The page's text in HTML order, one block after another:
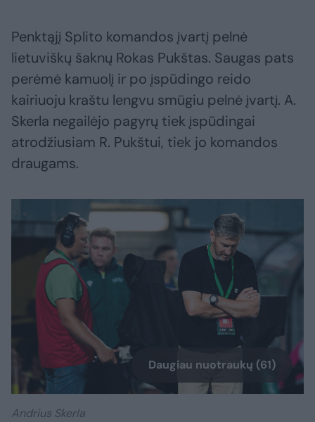
Penktąjį Splito komandos įvartį pelnė
lietuviškų šaknų Rokas Pukštas. Saugas pats
perėmė kamuolį ir po įspūdingo reido
kairiuoju kraštu lengvu smūgiu pelnė įvartį. A.
Skerla negailėjo pagyrų tiek įspūdingai
atrodžiusiam R. Pukštui, tiek jo komandos
draugams.
Daugiau nuotraukų (61)
Andrius Skerla